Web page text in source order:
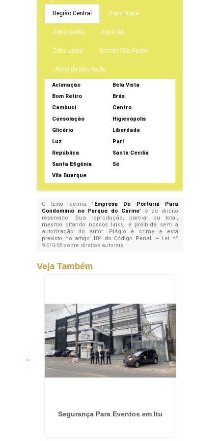
Região Central Zona Norte
Zona Oeste Zona Sul
Zona Leste Grande São Paulo
Litoral de São Paulo
Aclimação
Bela Vista
Bom Retiro
Brás
Cambuci
Centro
Consolação
Higienópolis
Glicério
Liberdade
Luz
Pari
República
Santa Cecília
Santa Efigênia
Sé
Vila Buarque
O texto acima " Empresa De Portaria Para
Condomínio no Parque do Carmo" é de direito
reservado. Sua reprodução, parcial ou total,
mesmo citando nossos links, é proibida sem a
autorização do autor. Plágio é crime e está
previsto no artigo 184 do Código Penal. – Lei n°
9.610-98 sobre direitos autorais.
Veja Também
Segurança Para Eventos em Itu